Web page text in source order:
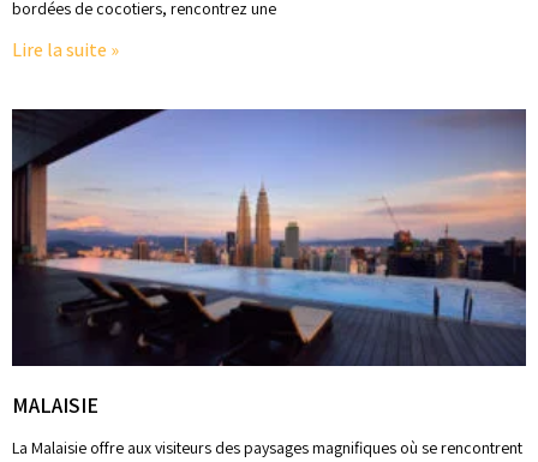
bordées de cocotiers, rencontrez une
Lire la suite »
MALAISIE
La Malaisie offre aux visiteurs des paysages magnifiques où se rencontrent